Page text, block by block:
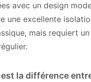
avec un design
une excellente
mais requiert un
la différence